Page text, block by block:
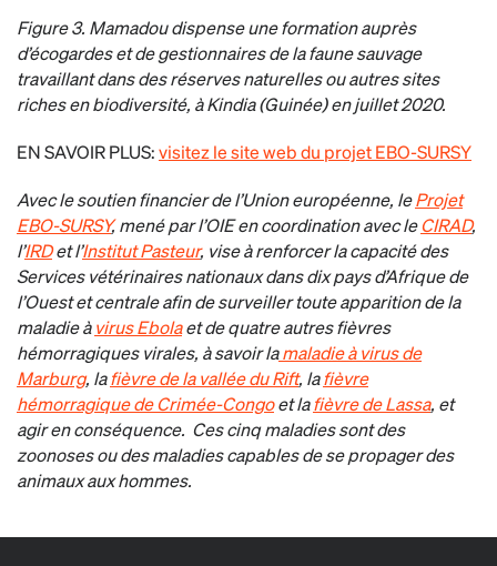
Figure 3. Mamadou dispense une formation auprès
d’écogardes et de gestionnaires de la faune sauvage
travaillant dans des réserves naturelles ou autres sites
riches en biodiversité, à Kindia (Guinée) en juillet 2020.
EN SAVOIR PLUS:visitez le site web du projet EBO-SURSY
Avec le soutien financier de l’Union européenne, leProjet
EBO-SURSY, mené par l’OIE en coordination avec leCIRAD,
l’IRDet l’Institut Pasteur, vise à renforcer la capacité des
Services vétérinaires nationaux dans dix pays d’Afrique de
l’Ouest et centrale afin de surveiller toute apparition de la
maladie àvirus Ebolaet de quatre autres fièvres
hémorragiques virales, à savoir lamaladie à virus de
Marburg, lafièvre de la vallée du Rift, lafièvre
hémorragique de Crimée-Congoet lafièvre de Lassa, et
agir en conséquence. Ces cinq maladies sont des
zoonoses ou des maladies capables de se propager des
animaux aux hommes.